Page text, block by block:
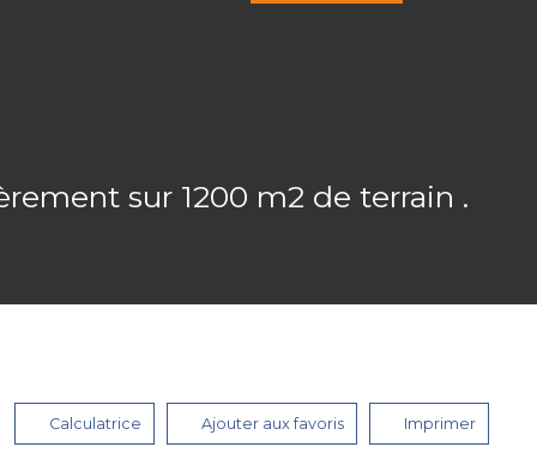
sur 1200 m2 de terrain .
Calculatrice Ajouter aux favoris Imprimer